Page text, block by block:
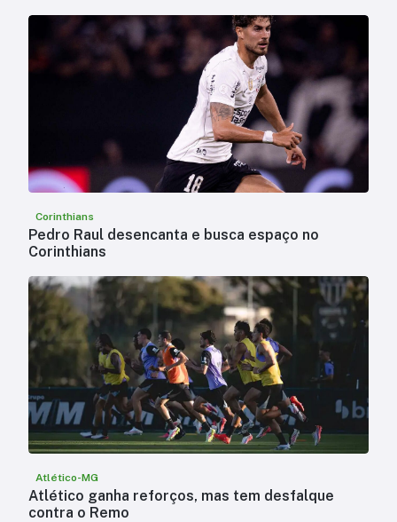
Corinthians
Pedro Raul desencanta e busca espaço no
Corinthians
Atlético-MG
Atlético ganha reforços, mas tem desfalque
contra o Remo